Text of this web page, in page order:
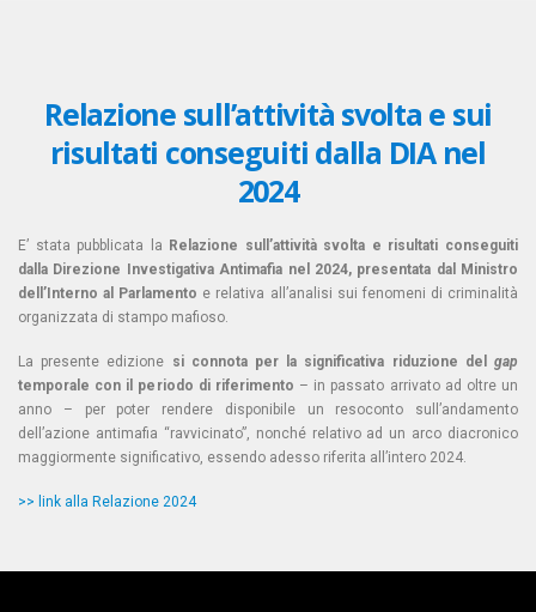
Relazione sull’attività svolta e sui
risultati conseguiti dalla DIA nel
2024
E’ stata pubblicata la Relazione sull’attività svolta e risultati conseguiti
dalla Direzione Investigativa Antimafia nel 2024, presentata dal Ministro
dell’Interno al Parlamento e relativa all’analisi sui fenomeni di criminalità
organizzata di stampo mafioso.
La presente edizione si connota per la significativa riduzione delgap
temporale con il periodo di riferimento – in passato arrivato ad oltre un
anno – per poter rendere disponibile un resoconto sull’andamento
dell’azione antimafia “ravvicinato”, nonché relativo ad un arco diacronico
maggiormente significativo, essendo adesso riferita all’intero 2024.
>> link alla Relazione 2024